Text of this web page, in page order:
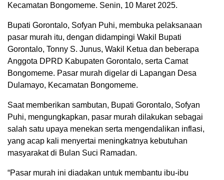
Kecamatan Bongomeme. Senin, 10 Maret 2025.
Bupati Gorontalo, Sofyan Puhi, membuka pelaksanaan
pasar murah itu, dengan didampingi Wakil Bupati
Gorontalo, Tonny S. Junus, Wakil Ketua dan beberapa
Anggota DPRD Kabupaten Gorontalo, serta Camat
Bongomeme. Pasar murah digelar di Lapangan Desa
Dulamayo, Kecamatan Bongomeme.
Saat memberikan sambutan, Bupati Gorontalo, Sofyan
Puhi, mengungkapkan, pasar murah dilakukan sebagai
salah satu upaya menekan serta mengendalikan inflasi,
yang acap kali menyertai meningkatnya kebutuhan
masyarakat di Bulan Suci Ramadan.
“Pasar murah ini diadakan untuk membantu ibu-ibu